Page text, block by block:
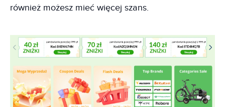
również możesz mieć więcej szans.